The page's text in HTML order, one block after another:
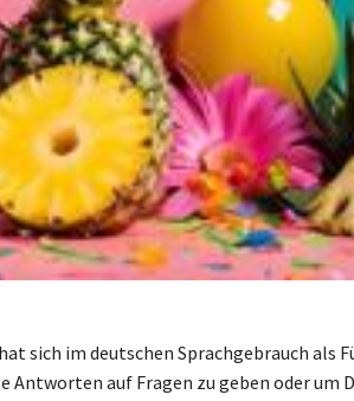
hat sich im deutschen Sprachgebrauch
Antworten auf Fragen zu geben oder um